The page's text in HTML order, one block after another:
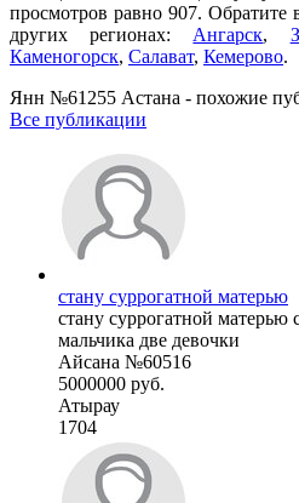
просмотров равно 907.
других регионах: Ангарск,
Каменогорск, Салават, Кемерово.
Янн №61255 Астана - похожие
Все публикации
стану суррогатной матерью
стану суррогатной матерью
мальчика две девочки
Айсана №60516
5000000 руб.
Атырау
1704